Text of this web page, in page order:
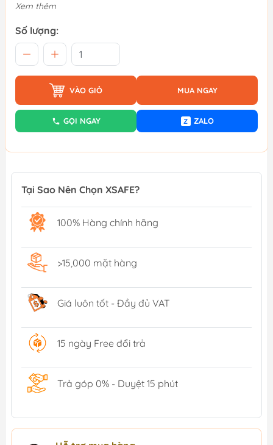
Xem thêm
Số lượng:
VÀO GIỎ MUA NGAY
GỌI NGAY Z ZALO
Tại Sao Nên Chọn XSAFE?
100% Hàng chính hãng
>15,000 mặt hàng
Giá luôn tốt - Đầy đủ VAT
15 ngày Free đổi trả
Trả góp 0% - Duyệt 15 phút